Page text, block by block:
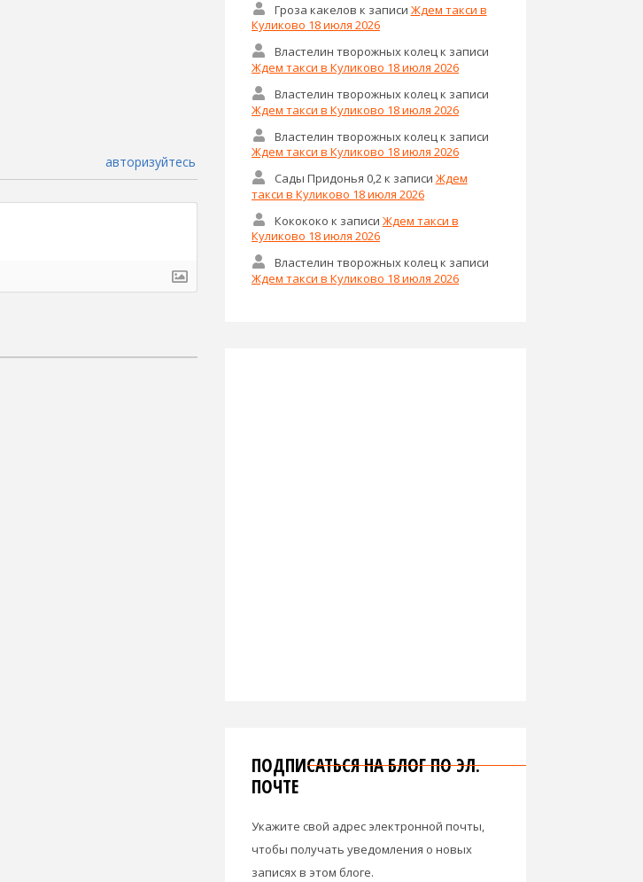
авторизуйтесь
Гроза какелов к записи Ждем такси в
Куликово 18 июля 2026
Властелин творожных колецк записи
Ждем такси в Куликово 18 июля 2026
Властелин творожных колецк записи
Ждем такси в Куликово 18 июля 2026
Властелин творожных колец к записи
Ждем такси в Куликово 18 июля 2026
Сады Придонья 0,2к записи Ждем
такси в Куликово 18 июля 2026
Кокококо к записи Ждем такси в
Куликово 18 июля 2026
Властелин творожных колецк записи
Ждем такси в Куликово 18 июля 2026
ПОДПИСАТЬСЯ НА БЛОГ ПО ЭЛ.
ПОЧТЕ
Укажите свой адрес электронной почты,
чтобы получать уведомления о новых
записях в этом блоге.